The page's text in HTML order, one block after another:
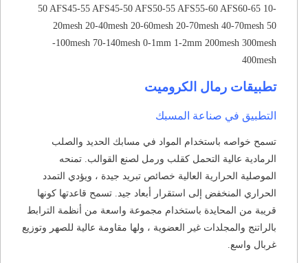
50 AFS45-55 AFS45-50 AFS50-55 AFS55-60 AFS60-65 10-
20mesh 20-40mesh 20-60mesh 20-70mesh 40-70mesh 50
-100mesh 70-140mesh 0-1mm 1-2mm 200mesh 300mesh
400mesh
تطبيقات رمال الكروميت
التطبيق في صناعة المسبك
تسمح خواصه باستخدام المواد في مسابك الحديد والصلب
الرمادية عالية التحمل كقلب ورمل لصنع القوالب. تمنحه
الموصلية الحرارية العالية خصائص تبريد جيدة ، ويؤدي التمدد
الحراري المنخفض إلى استقرار أبعاد جيد. تسمح قاعدتها كونها
قريبة من المحايدة باستخدام مجموعة واسعة من أنظمة الترابط
بالراتنج والمجلدات غير العضوية ، ولها مقاومة عالية للصهر وتوزيع
غربال واسع.